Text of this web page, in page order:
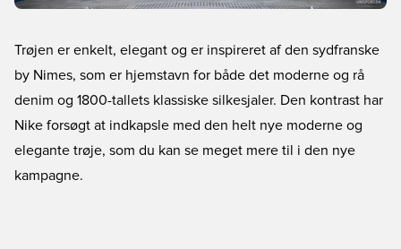
Trøjen er enkelt, elegant og er inspireret af den sydfranske
by Nimes, som er hjemstavn for både det moderne og rå
denim og 1800-tallets klassiske silkesjaler. Den kontrast har
Nike forsøgt at indkapsle med den helt nye moderne og
elegante trøje, som du kan se meget mere til i den nye
kampagne.